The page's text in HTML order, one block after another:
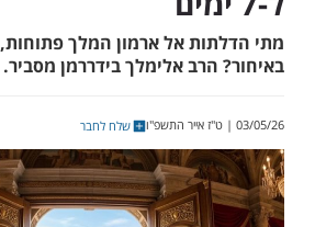
אל המלך
אל ארמון המלך פתוחות,
אלימלך בידררמן מסביר.